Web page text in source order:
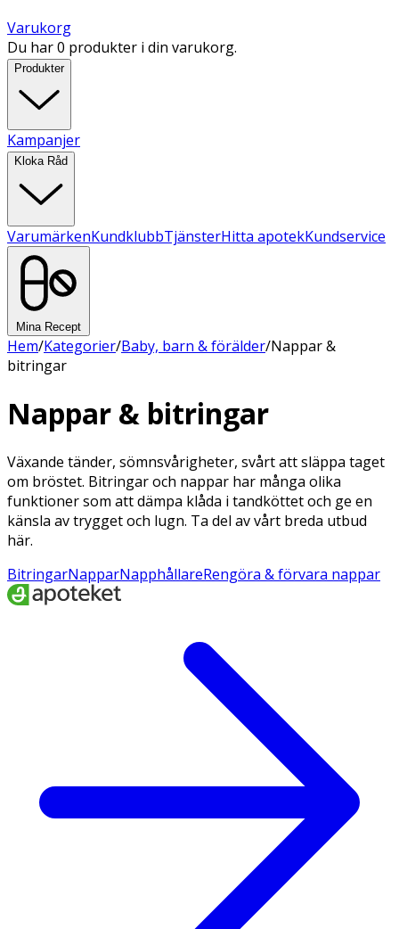
Varukorg
Du har 0 produkter i din varukorg.
Produkter
Kampanjer
Kloka Råd
VarumärkenKundklubbTjänsterHitta apotekKundservice
Mina Recept
Hem/Kategorier/Baby, barn & förälder/Nappar &
bitringar
Nappar & bitringar
Växande tänder, sömnsvårigheter, svårt att släppa taget
om bröstet. Bitringar och nappar har många olika
funktioner som att dämpa klåda i tandköttet och ge en
känsla av trygget och lugn. Ta del av vårt breda utbud
här.
BitringarNapparNapphållareRengöra & förvara nappar